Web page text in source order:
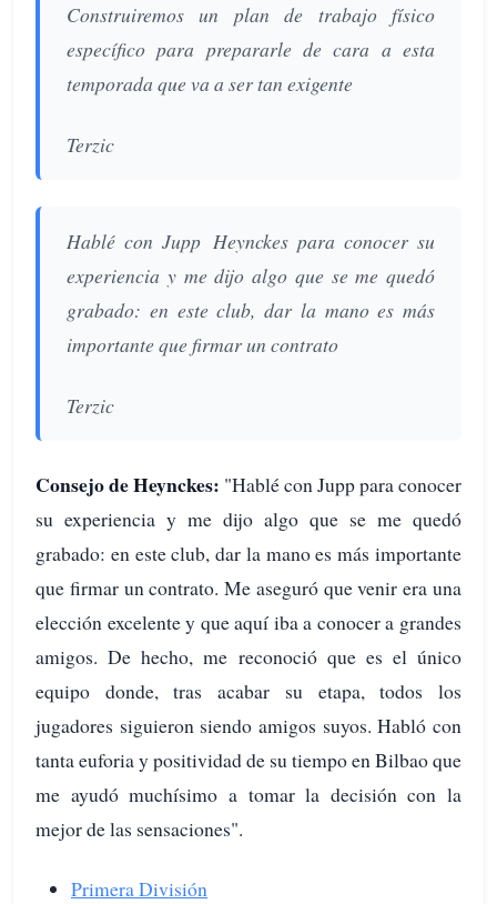
Construiremos un plan de trabajo físico
específico para prepararle de cara a esta
temporada que va a ser tan exigente
Terzic
Hablé con Jupp Heynckes para conocer su
experiencia y me dijo algo que se me quedó
grabado: en este club, dar la mano es más
importante que firmar un contrato
Terzic
Consejo de Heynckes: "Hablé con Jupp para conocer
su experiencia y me dijo algo que se me quedó
grabado: en este club, dar la mano es más importante
que firmar un contrato. Me aseguró que venir era una
elección excelente y que aquí iba a conocer a grandes
amigos. De hecho, me reconoció que es el único
equipo donde, tras acabar su etapa, todos los
jugadores siguieron siendo amigos suyos. Habló con
tanta euforia y positividad de su tiempo en Bilbao que
me ayudó muchísimo a tomar la decisión con la
mejor de las sensaciones".
Primera División